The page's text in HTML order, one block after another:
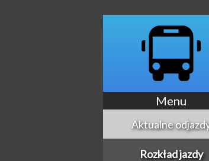
Menu
Aktualne
Rozkład jazdy